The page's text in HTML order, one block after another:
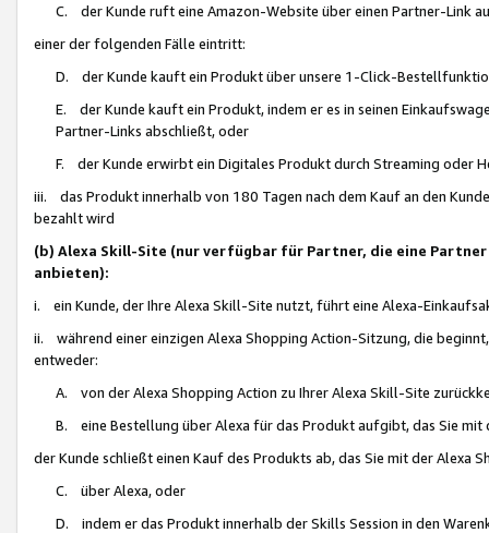
C. der Kunde ruft eine Amazon-Website über einen Partner-Link
einer der folgenden Fälle eintritt:
D. der Kunde kauft ein Produkt über unsere 1-Click-
E. der Kunde kauft ein Produkt, indem er es in seinen
Partner-Links abschließt, oder
F. der Kunde erwirbt ein Digitales Produkt durch Streaming oder
iii. das Produkt innerhalb von 180 Tagen nach dem Kauf an den
bezahlt wird
(b) Alexa Skill-Site (nur verfügbar für Partner, die eine
anbieten):
i. ein Kunde, der Ihre Alexa Skill-Site nutzt, führt eine Alexa-
ii. während einer einzigen Alexa Shopping Action-Sitzung, die
entweder:
A. von der Alexa Shopping Action zu Ihrer Alexa Skill-Site
B. eine Bestellung über Alexa für das Produkt aufgibt, das Sie mit
der Kunde schließt einen Kauf des Produkts ab, das Sie mit der Alexa
C. über Alexa, oder
D. indem er das Produkt innerhalb der Skills Session in den